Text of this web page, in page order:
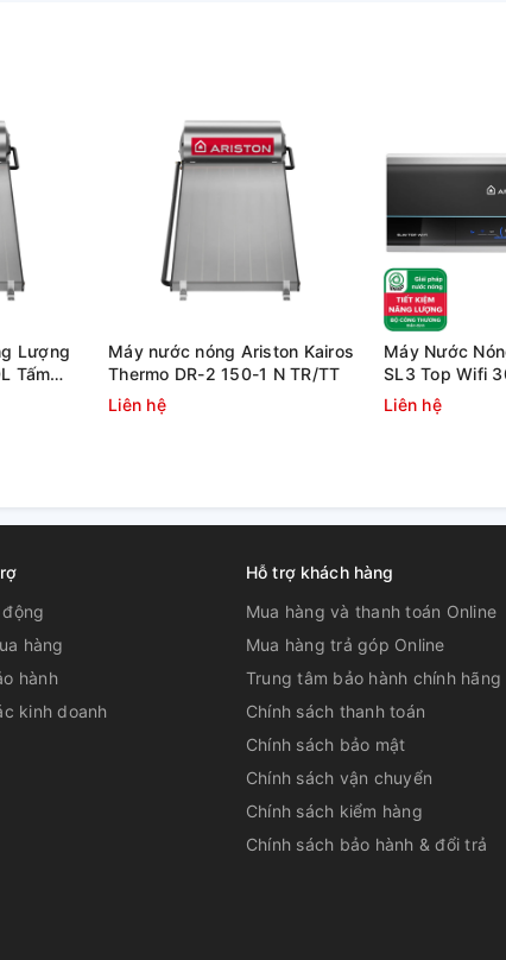
dễ sử dụng
năng làm nóng nhanh chóng đồng
Lượng
Tấm
2
Máy nước nóng Ariston Kairos
Thermo DR-2 150-1 N TR/TT
Liên hệ
Máy Nước
SL3 Top Wifi
Tiếp
Liên hệ
hàng
hành
kinh doanh
Hỗ trợ khách hàng
Mua hàng và thanh toán Online
Mua hàng trả góp Online
Trung tâm bảo hành chính hãng
Chính sách thanh toán
Chính sách bảo mật
Chính sách vận chuyển
Chính sách kiểm hàng
Chính sách bảo hành & đổi trả